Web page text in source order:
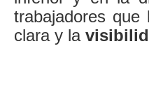
trabajadores
clara y la